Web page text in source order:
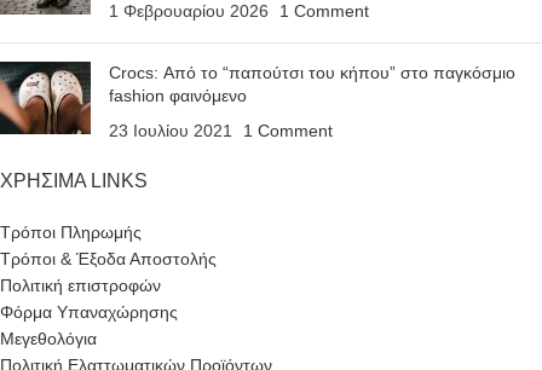
1 Φεβρουαρίου 2026
1 Comment
Crocs: Από το “παπούτσι του κήπου” στο παγκόσμιο
fashion φαινόμενο
23 Ιουλίου 2021
1 Comment
ΧΡΗΣΙΜΑ LINKS
Τρόποι Πληρωμής
Τρόποι & Έξοδα Αποστολής
Πολιτική επιστροφών
Φόρμα Υπαναχώρησης
Μεγεθολόγια
Πολιτική Ελαττωματικών Προϊόντων